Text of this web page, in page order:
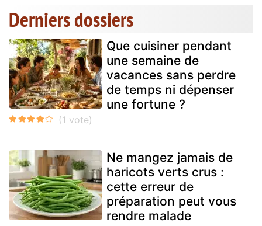
Derniers dossiers
Que cuisiner pendant
une semaine de
vacances sans perdre
de temps ni dépenser
une fortune ?
Ne mangez jamais de
haricots verts crus :
cette erreur de
préparation peut vous
rendre malade